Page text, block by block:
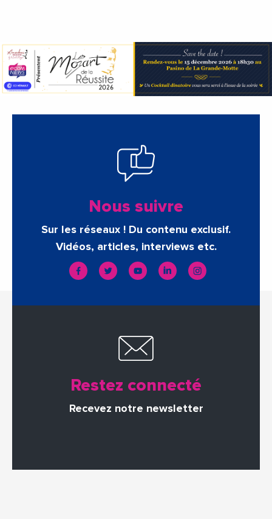
Nous suivre
Sur les réseaux ! Du contenu exclusif.
Vidéos, articles, interviews etc.
Restez connecté
Recevez notre newsletter